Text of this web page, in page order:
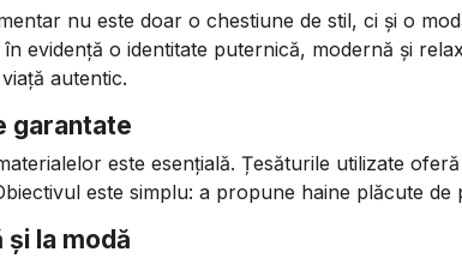
nu este doar o chestiune de stil, ci și o
evidență o identitate puternică, modernă și
autentic.
garantate
este esențială. Țesăturile utilizate
este simplu: a propune haine plăcute
la modă